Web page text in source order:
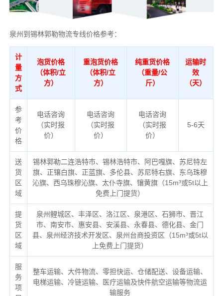
泉州到锡林郭勒物流专线价格参考：
计
量
方
式
泡货价格
（体积/立
方）
重泡货价格
（体积/立
方）
纯重货价格
（重量/公
斤）
运输时
效
（天）
参
考
价
格
电话咨询
（实时报
价）
电话咨询
（实时报
价）
电话咨询
（实时报
价）
5-6天
送
货
区
域
锡林郭勒二连浩特市、锡林浩特市、阿巴嘎旗、苏尼特左
旗、正镶白旗、正蓝旗、多伦县、苏尼特右旗、东乌珠穆
沁旗、西乌珠穆沁旗、太仆寺旗、镶黄旗（15m³或5t以上
免费上门提货）
提
货
区
域
泉州鲤城区、丰泽区、洛江区、泉港区、石狮市、晋江
市、南安市、惠安县、安溪县、永春县、德化县、金门
县、泉州经济技术开发区、泉州台商投资区（15m³或5t以
上免费上门提货）
服
务
项
整车运输、大件物流、零担快运、仓储配送、设备运输、
电梯运输、冷链运输、医疗运输及快件航空运输等物流运
输服务